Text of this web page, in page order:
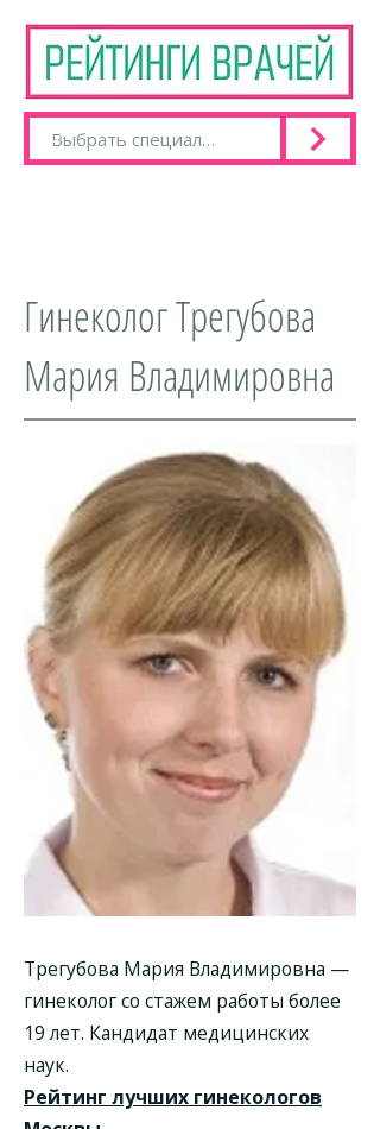
Гинеколог Трегубова
Мария Владимировна
Трегубова Мария Владимировна —
гинеколог со стажем работы более
19 лет. Кандидат медицинских
наук.
Рейтинг лучших гинекологов